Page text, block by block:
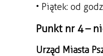
• Piątek: od
Punkt nr 4 –
Urząd Miasta